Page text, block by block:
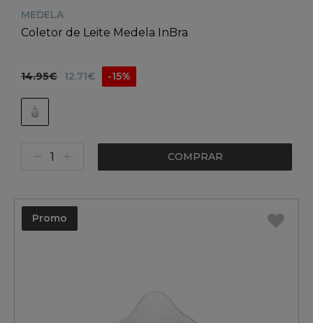
MEDELA
Coletor de Leite Medela InBra
14.95€ 12.71€ -15%
COMPRAR
Promo